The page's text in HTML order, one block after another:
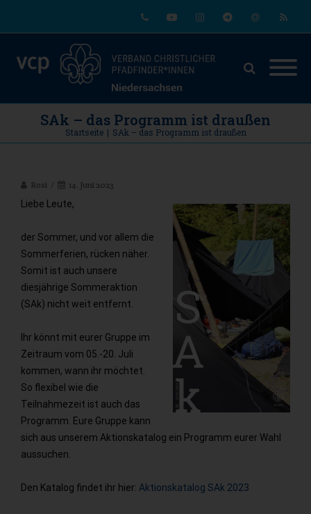
SAk – das Programm ist draußen
Startseite | SAk – das Programm ist draußen
Rosi 14. Juni 2023
Liebe Leute,
der Sommer, und vor allem die
Sommerferien, rücken näher.
Somit ist auch unsere
diesjährige Sommeraktion
(SAk) nicht weit entfernt.
Ihr könnt mit eurer Gruppe im
Zeitraum vom 05.-20. Juli
kommen, wann ihr möchtet.
So flexibel wie die
Teilnahmezeit ist auch das
Programm. Eure Gruppe kann
sich aus unserem Aktionskatalog ein Programm eurer Wahl
aussuchen.
Den Katalog findet ihr hier: Aktionskatalog SAk 2023